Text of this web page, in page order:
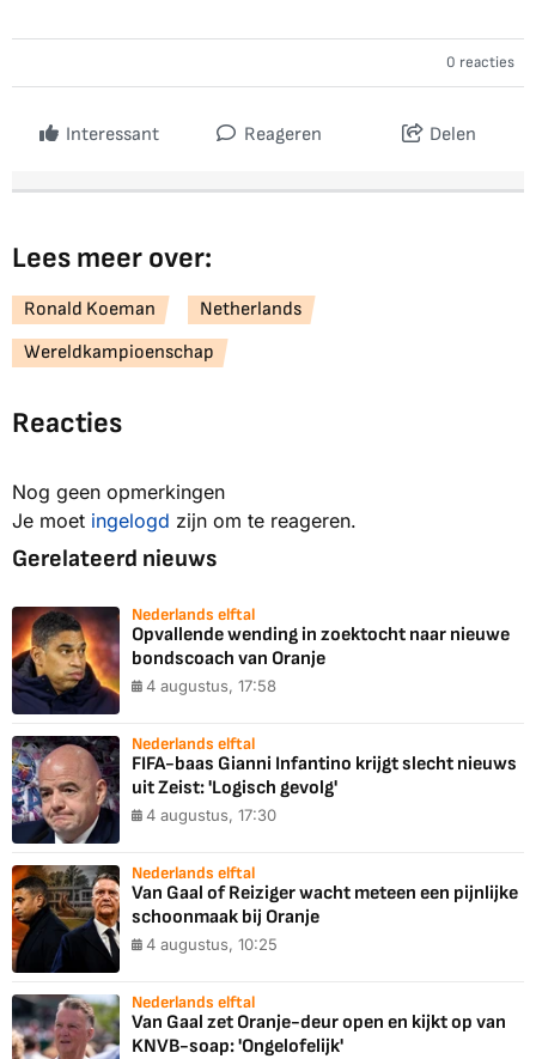
0 reacties
Interessant Reageren Delen
Lees meer over:
Ronald Koeman
Netherlands
Wereldkampioenschap
Reacties
Nog geen opmerkingen
Je moet ingelogd zijn om te reageren.
Gerelateerd nieuws
Nederlands elftal
Opvallende wending in zoektocht naar nieuwe
bondscoach van Oranje
4 augustus, 17:58
Nederlands elftal
FIFA-baas Gianni Infantino krijgt slecht nieuws
uit Zeist: 'Logisch gevolg'
4 augustus, 17:30
Nederlands elftal
Van Gaal of Reiziger wacht meteen een pijnlijke
schoonmaak bij Oranje
4 augustus, 10:25
Nederlands elftal
Van Gaal zet Oranje-deur open en kijkt op van
KNVB-soap: 'Ongelofelijk'